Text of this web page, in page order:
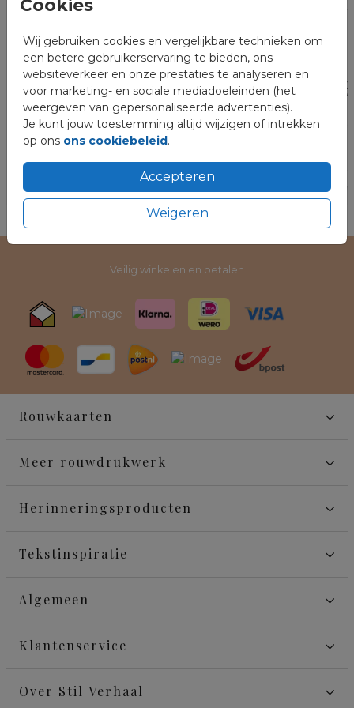
Cookies
Wij gebruiken cookies en vergelijkbare technieken om
een betere gebruikerservaring te bieden, ons
websiteverkeer en onze prestaties te analyseren en
voor marketing- en sociale mediadoeleinden (het
weergeven van gepersonaliseerde advertenties).
Je kunt jouw toestemming altijd wijzigen of intrekken
op ons ons cookiebeleid.
Accepteren
Weigeren
Veilig winkelen en betalen
Rouwkaarten
Meer rouwdrukwerk
Herinneringsproducten
Tekstinspiratie
Algemeen
Klantenservice
Over Stil Verhaal